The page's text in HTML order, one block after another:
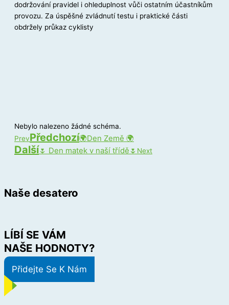
dodržování pravidel i ohleduplnost vůči ostatním účastníkům
provozu. Za úspěšné zvládnutí testu i praktické části
obdržely průkaz cyklisty
Nebylo nalezeno žádné schéma.
PrevPředchozí🌍Den Země 🌍
Další🌷 Den matek v naší třídě🌷 Next
Naše desatero
LÍBÍ SE VÁM
NAŠE HODNOTY?
Přidejte Se K Nám